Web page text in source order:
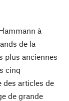
à
de la
plus anciennes
cinq
des articles de
de grande